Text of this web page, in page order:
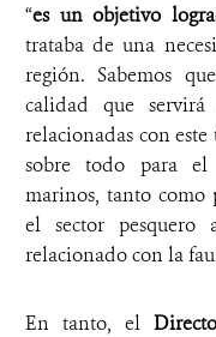
“es un objetivo
trataba de una
región. Sabemos
calidad que servirá
relacionadas con
sobre todo para el
marinos, tanto como
el sector pesquero
relacionado con la
En tanto, el